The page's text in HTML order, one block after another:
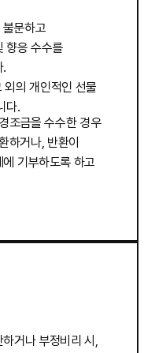
문하고
향응 수수를
.
의 개인적인 선물
다.
조금을 수수한 경우
하거나, 반환이
기부하도록 하고
거나 부정비리 시,